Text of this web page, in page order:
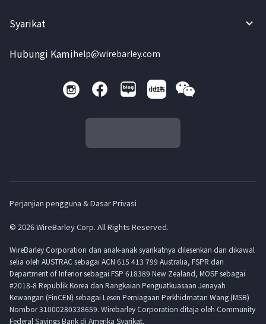
Syarikat
Hubungi Kamihelp@wirebarley.com
Perjanjian pengguna & Dasar Privasi
© 2026 WireBarley Corp. All Rights Reserved.
WireBarley Corporation dan anak-anak syarikatnya dilesenkan dan dikawal
selia oleh AUSTRAC sebagai ACN 615 413 799 Australia, FSPR dan
Department of Inferior sebagai FSP 618389 New Zealand, MOSF sebagai
#2018-8 Republik Korea dan Rangkaian Penguatkuasaan Jenayah
Kewangan (FinCEN) sebagai Lesen Perniagaan Perkhidmatan Wang (MSB)
Nombor 31000280338659. Wirebarley Corporation ditaja oleh Community
Federal Savings Bank di Amerika Syarikat.